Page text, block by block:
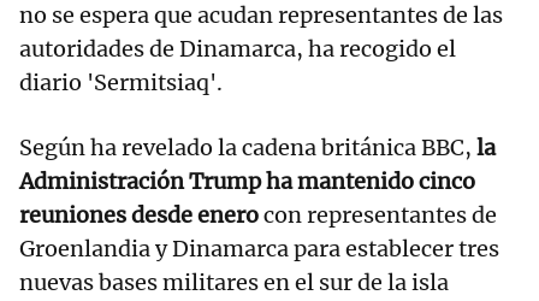
no se espera que acudan representantes de las
autoridades de Dinamarca, ha recogido el
diario 'Sermitsiaq'.
Según ha revelado la cadena británica BBC, la
Administración Trump ha mantenido cinco
reuniones desde enerocon representantes de
Groenlandia y Dinamarca para establecer tres
nuevas bases militares en el sur de la isla